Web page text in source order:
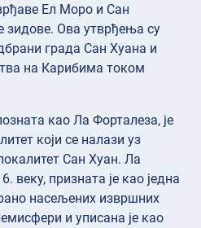
Ел Моро и Сан
зидове. Ова утврђења су
града Сан Хуана и
на Карибима током
као Ла Форталеза, је
који се налази уз
Сан Хуан. Ла
веку, призната је као једна
насељених извршних
и уписана је као